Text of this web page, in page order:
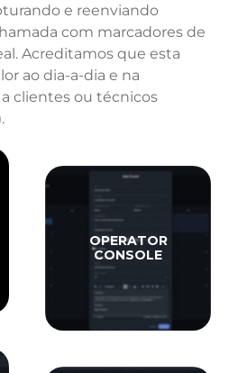
e reenviando
com marcadores de
Acreditamos que esta
ao dia-a-dia e na
clientes ou técnicos
OPERATOR
CONSOLE